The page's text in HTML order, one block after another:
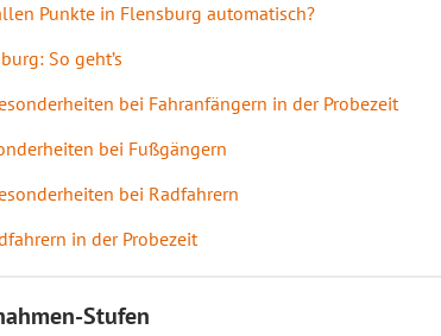
Punkte in Flensburg automatisch?
So geht’s
bei Fahranfängern in der Probezeit
bei Fußgängern
bei Radfahrern
in der Probezeit
Stufen